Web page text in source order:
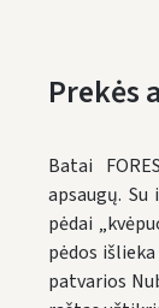
Prekės
Batai
apsaugų.
pėdai
pėdos
patvarios